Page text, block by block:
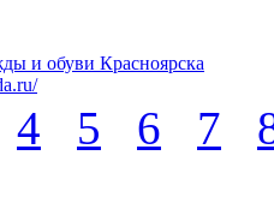
и обуви Красноярска
4 5 6 7